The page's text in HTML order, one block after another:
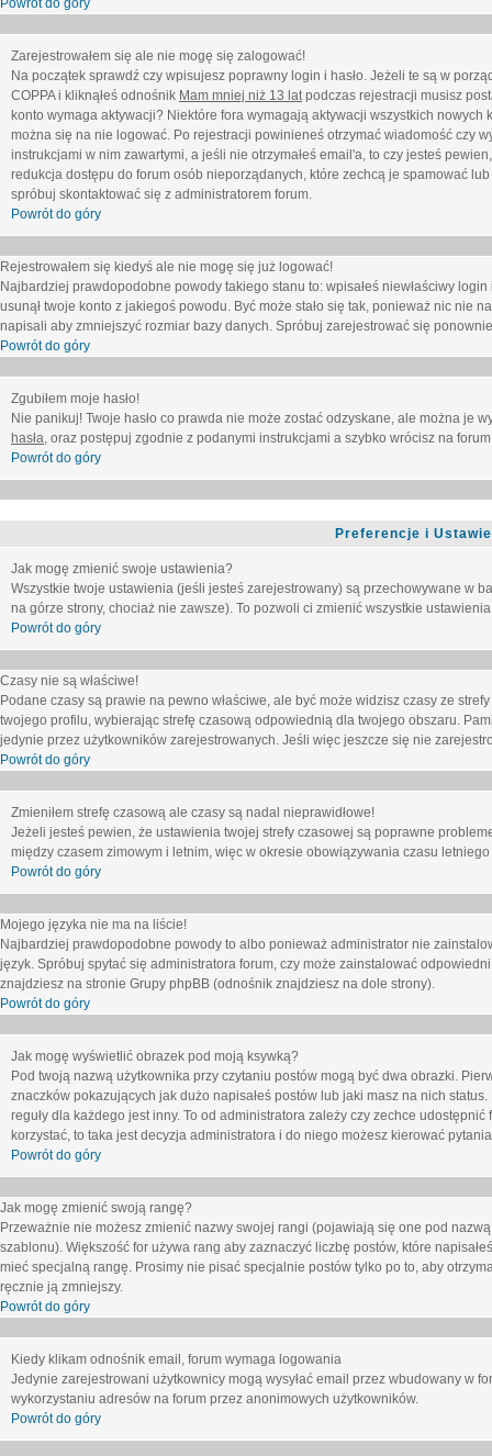
Powrót do góry
Zarejestrowałem się ale nie mogę się zalogować!
Na początek sprawdź czy wpisujesz poprawny login i hasło. Jeżeli te są w
COPPA i kliknąłeś odnośnik Mam mniej niż 13 latpodczas rejestracji musisz
konto wymaga aktywacji? Niektóre fora wymagają aktywacji wszystkich
można się na nie logować. Po rejestracji powinieneś otrzymać wiadomość czy
instrukcjami w nim zawartymi, a jeśli nie otrzymałeś email'a, to czy jesteś
redukcja dostępu do forum osób nieporządanych, które zechcą je spamować
spróbuj skontaktować się z administratorem forum.
Powrót do góry
Rejestrowałem się kiedyś ale nie mogę się już logować!
Najbardziej prawdopodobne powody takiego stanu to: wpisałeś niewłaściwy
usunął twoje konto z jakiegoś powodu. Być może stało się tak, ponieważ nic nie
napisali aby zmniejszyć rozmiar bazy danych. Spróbuj zarejestrować się
Powrót do góry
Zgubiłem moje hasło!
Nie panikuj! Twoje hasło co prawda nie może zostać odzyskane, ale można je
hasła, oraz postępuj zgodnie z podanymi instrukcjami a szybko wrócisz na forum
Powrót do góry
Preferencje i
Jak mogę zmienić swoje ustawienia?
Wszystkie twoje ustawienia (jeśli jesteś zarejestrowany) są przechowywane w
na górze strony, chociaż nie zawsze). To pozwoli ci zmienić wszystkie
Powrót do góry
Czasy nie są właściwe!
Podane czasy są prawie na pewno właściwe, ale być może widzisz czasy ze
twojego profilu, wybierając strefę czasową odpowiednią dla twojego obszaru.
jedynie przez użytkowników zarejestrowanych. Jeśli więc jeszcze się nie
Powrót do góry
Zmieniłem strefę czasową ale czasy są nadal nieprawidłowe!
Jeżeli jesteś pewien, że ustawienia twojej strefy czasowej są poprawne
między czasem zimowym i letnim, więc w okresie obowiązywania czasu
Powrót do góry
Mojego języka nie ma na liście!
Najbardziej prawdopodobne powody to albo ponieważ administrator nie
język. Spróbuj spytać się administratora forum, czy może zainstalować
znajdziesz na stronie Grupy phpBB (odnośnik znajdziesz na dole strony).
Powrót do góry
Jak mogę wyświetlić obrazek pod moją ksywką?
Pod twoją nazwą użytkownika przy czytaniu postów mogą być dwa obrazki.
znaczków pokazujących jak dużo napisałeś postów lub jaki masz na nich
reguły dla każdego jest inny. To od administratora zależy czy zechce
korzystać, to taka jest decyzja administratora i do niego możesz kierować
Powrót do góry
Jak mogę zmienić swoją rangę?
Przeważnie nie możesz zmienić nazwy swojej rangi (pojawiają się one pod
szablonu). Większość for używa rang aby zaznaczyć liczbę postów, które
mieć specjalną rangę. Prosimy nie pisać specjalnie postów tylko po to, aby
ręcznie ją zmniejszy.
Powrót do góry
Kiedy klikam odnośnik email, forum wymaga logowania
Jedynie zarejestrowani użytkownicy mogą wysyłać email przez wbudowany w
wykorzystaniu adresów na forum przez anonimowych użytkowników.
Powrót do góry